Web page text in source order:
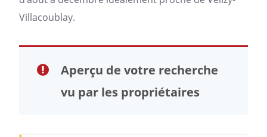
Villacoublay.
Aperçu de votre recherche
vu par les propriétaires